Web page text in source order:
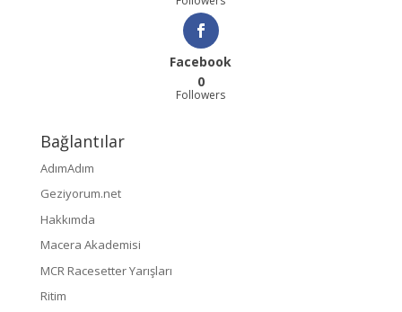
Facebook
0
Followers
Bağlantılar
AdımAdım
Geziyorum.net
Hakkımda
Macera Akademisi
MCR Racesetter Yarışları
Ritim